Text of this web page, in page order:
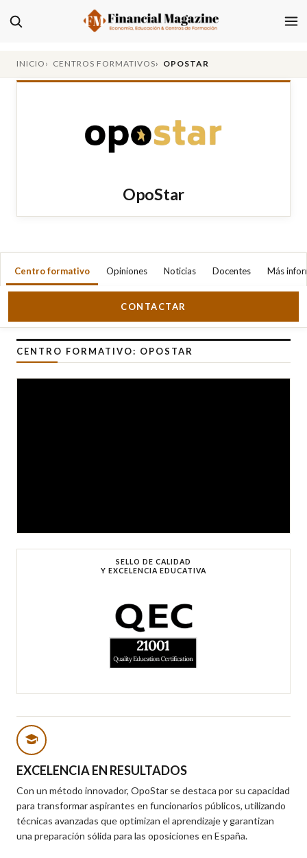
INICIO CENTROS FORMATIVOS OPOSTAR
OpoStar
Centro formativo Opiniones Noticias Docentes Más
CONTACTAR
CENTRO FORMATIVO: OPOSTAR
SELLO DE CALIDAD
Y EXCELENCIA EDUCATIVA
EXCELENCIA EN RESULTADOS
Con un método innovador, OpoStar se destaca por su capacidad
para transformar aspirantes en funcionarios públicos, utilizando
técnicas avanzadas que optimizan el aprendizaje y garantizan
una preparación sólida para las oposiciones en España.